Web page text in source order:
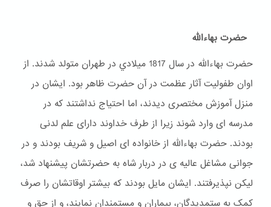
حضرت بهاءالله
حضرت بهاءالله در سال 1817 ميلادي در طهران متولد شدند. از
اوان طفولیت آثار عظمت در آن حضرت ظاهر بود. ایشان در
منزل آموزش مختصری دیدند، اما احتیاج نداشتند که در
مدرسه ای وارد شوند زیرا از طرف خداوند دارای علم لدنی
بودند. حضرت بهاءالله از خانواده ای اصیل و شریف بودند و در
جوانی مشاغل عالیه ی در دربار شاه به حضرتشان پیشنهاد شد،
لیکن نپذیرفتند. ایشان مایل بودند که بیشتر اوقاتشان را صرف
کمک به ستمدیدگان، بیماران و مستمندان نمایند، و از حق و